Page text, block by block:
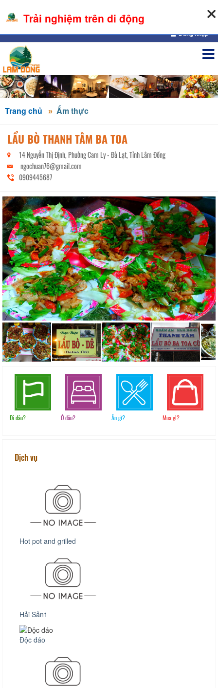
07-08-2026, 06:58:43
Đăng nhập
Trang chủ Ẩm thực
LẨU BÒ THANH TÂM BA TOA
14 Nguyễn Thị Định, Phường Cam Ly - Đà Lạt, Tỉnh Lâm Đồng
ngochuan76@gmail.com
0909445687
Đi đâu? Ở đâu? Ăn gì? Mua gì?
Dịch vụ
Hot pot and grilled
Hải Sản1
Độc đáo
Trải nghiệm trên di động